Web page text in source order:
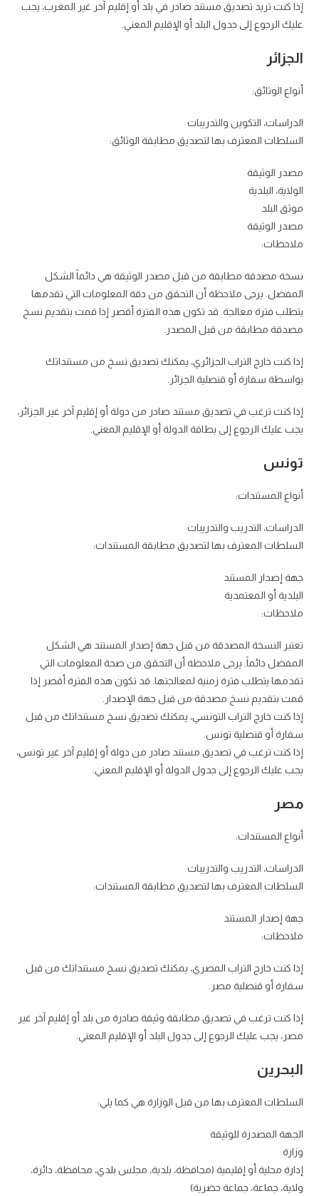
إذا كنت تريد تصديق مستند صادر في بلد أو إقليم آخر غير المغرب، يجب
عليك الرجوع إلى جدول البلد أو الإقليم المعني.
الجزائر
أنواع الوثائق:
الدراسات، التكوين والتدريبات
السلطات المعترف بها لتصديق مطابقة الوثائق:
مصدر الوثيقة
الولاية، البلدية
موثق البلد
مصدر الوثيقة
ملاحظات:
نسخة مصدقة مطابقة من قبل مصدر الوثيقة هي دائماً الشكل
المفضل. يرجى ملاحظة أن التحقق من دقة المعلومات التي تقدمها
يتطلب فترة معالجة. قد تكون هذه الفترة أقصر إذا قمت بتقديم نسخ
مصدقة مطابقة من قبل المصدر.
إذا كنت خارج التراب الجزائري، يمكنك تصديق نسخ من مستنداتك
بواسطة سفارة أو قنصلية الجزائر.
إذا كنت ترغب في تصديق مستند صادر من دولة أو إقليم آخر غير الجزائر،
يجب عليك الرجوع إلى بطاقة الدولة أو الإقليم المعني.
تونس
أنواع المستندات:
الدراسات، التدريب والتدريبات
السلطات المعترف بها لتصديق مطابقة المستندات:
جهة إصدار المستند
البلدية أو المعتمدية
ملاحظات:
تعتبر النسخة المصدقة من قبل جهة إصدار المستند هي الشكل
المفضل دائماً. يرجى ملاحظة أن التحقق من صحة المعلومات التي
تقدمها يتطلب فترة زمنية لمعالجتها. قد تكون هذه الفترة أقصر إذا
قمت بتقديم نسخ مصدقة من قبل جهة الإصدار.
إذا كنت خارج التراب التونسي، يمكنك تصديق نسخ مستنداتك من قبل
سفارة أو قنصلية تونس.
إذا كنت ترغب في تصديق مستند صادر من دولة أو إقليم آخر غير تونس،
يجب عليك الرجوع إلى جدول الدولة أو الإقليم المعني.
مصر
أنواع المستندات:
الدراسات، التدريب والتدريبات
السلطات المعترف بها لتصديق مطابقة المستندات:
جهة إصدار المستند
ملاحظات:
إذا كنت خارج التراب المصري، يمكنك تصديق نسخ مستنداتك من قبل
سفارة أو قنصلية مصر.
إذا كنت ترغب في تصديق مطابقة وثيقة صادرة من بلد أو إقليم آخر غير
مصر، يجب عليك الرجوع إلى جدول البلد أو الإقليم المعني.
البحرين
السلطات المعترف بها من قبل الوزارة هي كما يلي:
الجهة المصدرة للوثيقة
وزارة
إدارة محلية أو إقليمية (محافظة، بلدية، مجلس بلدي، محافظة، دائرة،
ولاية، جماعة، جماعة حضرية)